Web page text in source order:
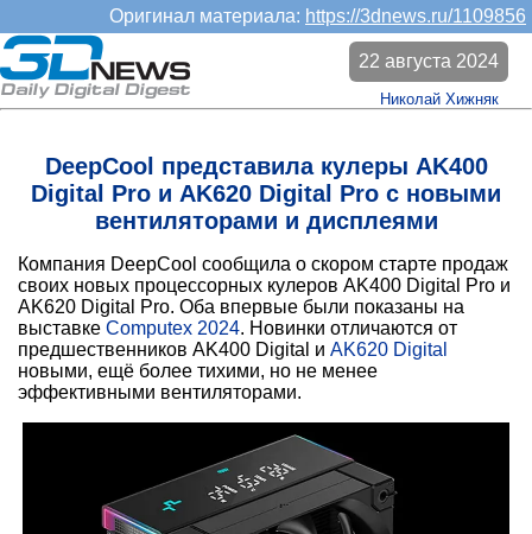
Оригинал материала: https://3dnews.ru/1109856
DeepCool представила кулеры AK400
Digital Pro и AK620 Digital Pro с новыми
вентиляторами и дисплеями
22 августа 2024
Николай Хижняк
Компания DeepCool сообщила о скором старте продаж
своих новых процессорных кулеров AK400 Digital Pro и
AK620 Digital Pro. Оба впервые были показаны на
выставке Computex 2024. Новинки отличаются от
предшественников AK400 Digital и AK620 Digital
новыми, ещё более тихими, но не менее
эффективными вентиляторами.